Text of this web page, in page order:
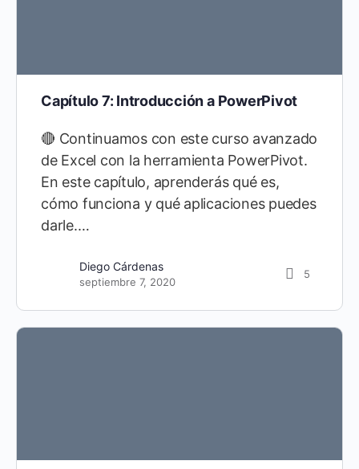
Capítulo 7: Introducción a PowerPivot
🔴 Continuamos con este curso avanzado
de Excel con la herramienta PowerPivot.
En este capítulo, aprenderás qué es,
cómo funciona y qué aplicaciones puedes
darle.…
Diego Cárdenas
septiembre 7, 2020
5